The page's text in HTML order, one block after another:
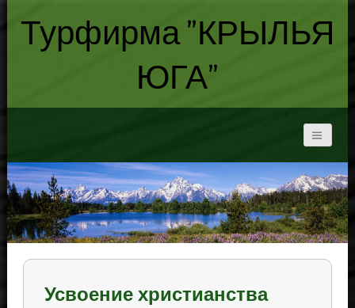
Турфирма "КРЫЛЬЯ
ЮГА"
Усвоение христианства